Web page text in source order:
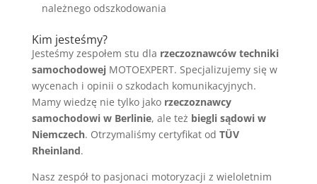
należnego odszkodowania
Kim jesteśmy?
Jesteśmy zespołem stu dla rzeczoznawców techniki
samochodowejMOTOEXPERT. Specjalizujemy się w
wycenach i opinii o szkodach komunikacyjnych.
Mamy wiedzę nie tylko jako rzeczoznawcy
samochodowi w Berlinie, ale też biegli sądowi w
Niemczech. Otrzymaliśmy certyfikat od TÜV
Rheinland.
Nasz zespół to pasjonaci motoryzacji z wieloletnim